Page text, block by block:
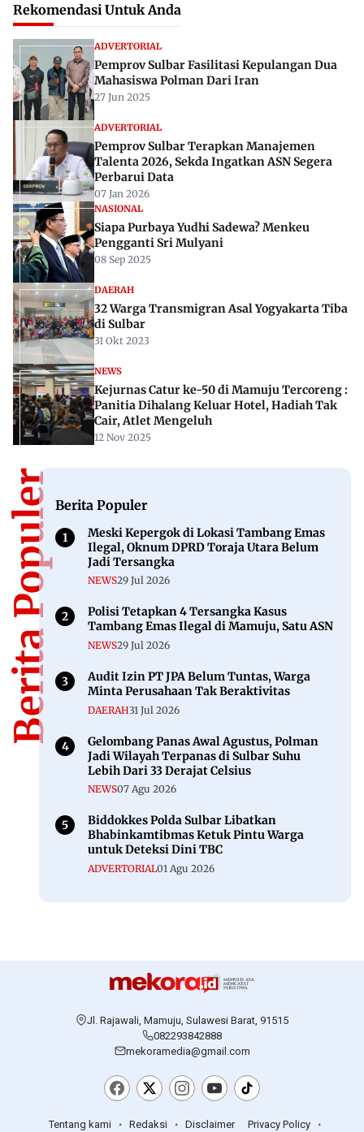
Rekomendasi Untuk Anda
ADVERTORIAL
Pemprov Sulbar Fasilitasi Kepulangan Dua
Mahasiswa Polman Dari Iran
27 Jun 2025
ADVERTORIAL
Pemprov Sulbar Terapkan Manajemen
Talenta 2026, Sekda Ingatkan ASN Segera
Perbarui Data
07 Jan 2026
NASIONAL
Siapa Purbaya Yudhi Sadewa? Menkeu
Pengganti Sri Mulyani
08 Sep 2025
DAERAH
32 Warga Transmigran Asal Yogyakarta Tiba
di Sulbar
31 Okt 2023
NEWS
Kejurnas Catur ke-50 di Mamuju Tercoreng :
Panitia Dihalang Keluar Hotel, Hadiah Tak
Cair, Atlet Mengeluh
12 Nov 2025
Berita PopulerBerita Populer
Meski Kepergok di Lokasi Tambang Emas
Ilegal, Oknum DPRD Toraja Utara Belum
Jadi Tersangka
NEWS29 Jul 2026
Polisi Tetapkan 4 Tersangka Kasus
Tambang Emas Ilegal di Mamuju, Satu ASN
NEWS29 Jul 2026
Audit Izin PT JPA Belum Tuntas, Warga
Minta Perusahaan Tak Beraktivitas
DAERAH31 Jul 2026
Gelombang Panas Awal Agustus, Polman
Jadi Wilayah Terpanas di Sulbar Suhu
Lebih Dari 33 Derajat Celsius
NEWS07 Agu 2026
Biddokkes Polda Sulbar Libatkan
Bhabinkamtibmas Ketuk Pintu Warga
untuk Deteksi Dini TBC
ADVERTORIAL01 Agu 2026
Jl. Rajawali, Mamuju, Sulawesi Barat, 91515
082293842888
mekoramedia@gmail.com
Tentang kami Redaksi Disclaimer Privacy Policy